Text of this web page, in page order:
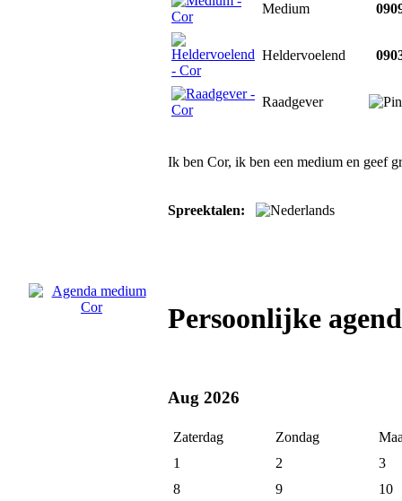
Medium
Heldervoelend
Raadgever
Ik ben Cor, ik ben een medium en geef
Spreektalen:
Persoonlijke
Aug 2026
Zaterdag Zondag
1
2
3
8
9
10